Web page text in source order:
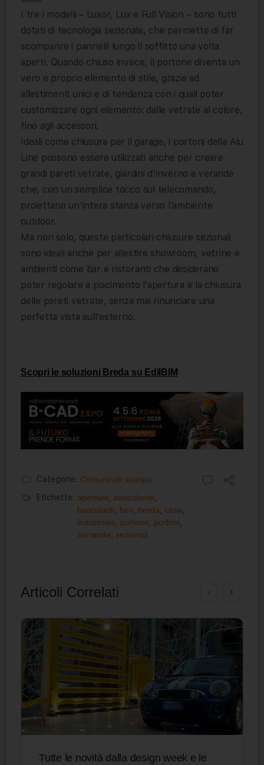
I tre i modelli – Luxor, Lux e Full Vision – sono tutti
dotati di tecnologia sezionale, che permette di far
scomparire i pannelli lungo il soffitto una volta
aperti. Quando chiuso invece, il portone diventa un
vero e proprio elemento di stile, grazie ad
allestimenti unici e di tendenza con i quali poter
customizzare ogni elemento: dalle vetrate al colore,
fino agli accessori.
Ideali come chiusura per il garage, i portoni della Alu
Line possono essere utilizzati anche per creare
grandi pareti vetrate, giardini d’inverno e verande
che, con un semplice tocco sul telecomando,
proiettano un’intera stanza verso l’ambiente
outdoor.
Ma non solo, queste particolari chiusure sezionali
sono ideali anche per allestire showroom, vetrine e
ambienti come bar e ristoranti che desiderano
poter regolare a piacimento l’apertura e la chiusura
delle pareti vetrate, senza mai rinunciare una
perfetta vista sull’esterno.
Scopri le soluzioni Breda su EdilBIM
Categorie: Comunicati stampa
Etichette: aperture basculante
basculanti
box breda casa
industriale
portone portoni
serranda
sezionali
Articoli Correlati
Tutte le novità dalla design week e le